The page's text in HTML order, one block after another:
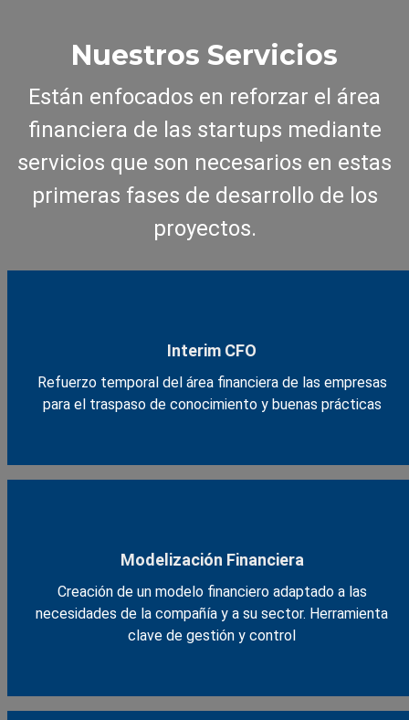
Nuestros Servicios
Están enfocados en reforzar el área
financiera de las startups mediante
servicios que son necesarios en estas
primeras fases de desarrollo de los
proyectos.
Interim CFO
Refuerzo temporal del área financiera de las empresas
para el traspaso de conocimiento y buenas prácticas
Modelización Financiera
Creación de un modelo financiero adaptado a las
necesidades de la compañía y a su sector. Herramienta
clave de gestión y control